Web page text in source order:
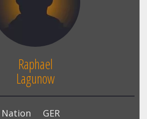
Raphael
Lagunow
Nation GER